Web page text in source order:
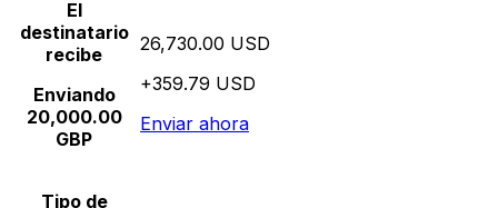
El
destinatario
recibe
Enviando
20,000.00
GBP
26,730.00 USD
+359.79 USD
Enviar ahora
Tipo de